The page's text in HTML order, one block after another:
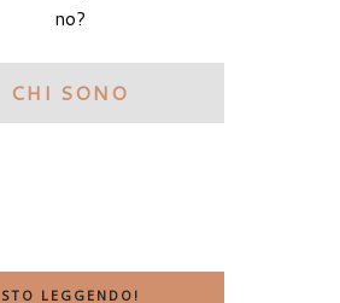
no?
CHI SONO
STO LEGGENDO!